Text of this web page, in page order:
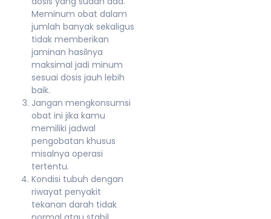
Meminum obat dalam
jumlah banyak sekaligus
tidak memberikan
jaminan hasilnya
maksimal jadi minum
sesuai dosis jauh lebih
baik.
Jangan mengkonsumsi
obat ini jika kamu
memiliki jadwal
pengobatan khusus
misalnya operasi
tertentu.
Kondisi tubuh dengan
riwayat penyakit
tekanan darah tidak